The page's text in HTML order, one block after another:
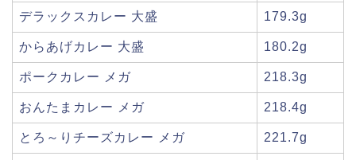
デラックスカレー 大盛 179.3g
からあげカレー 大盛 180.2g
ポークカレー メガ 218.3g
おんたまカレー メガ 218.4g
とろ～りチーズカレー メガ 221.7g